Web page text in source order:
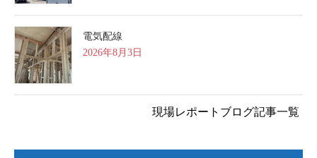
電気配線
2026年8月3日
現場レポートブログ記事一覧